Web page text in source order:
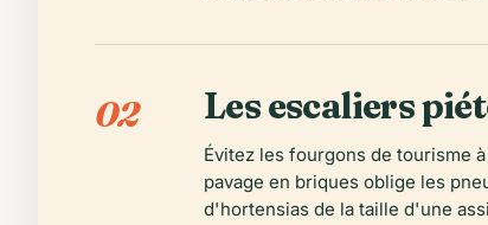
02 Les escaliers
Évitez les fourgons de tourisme
pavage en briques oblige les
d'hortensias de la taille d'une